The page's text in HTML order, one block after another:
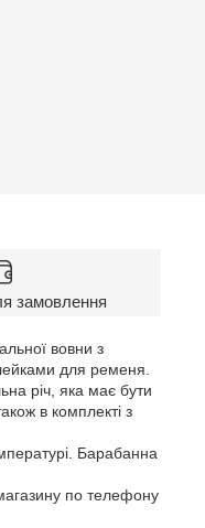
замовлення
вовни з
для ременя.
річ, яка має бути
в комплекті з
Барабанна
по телефону